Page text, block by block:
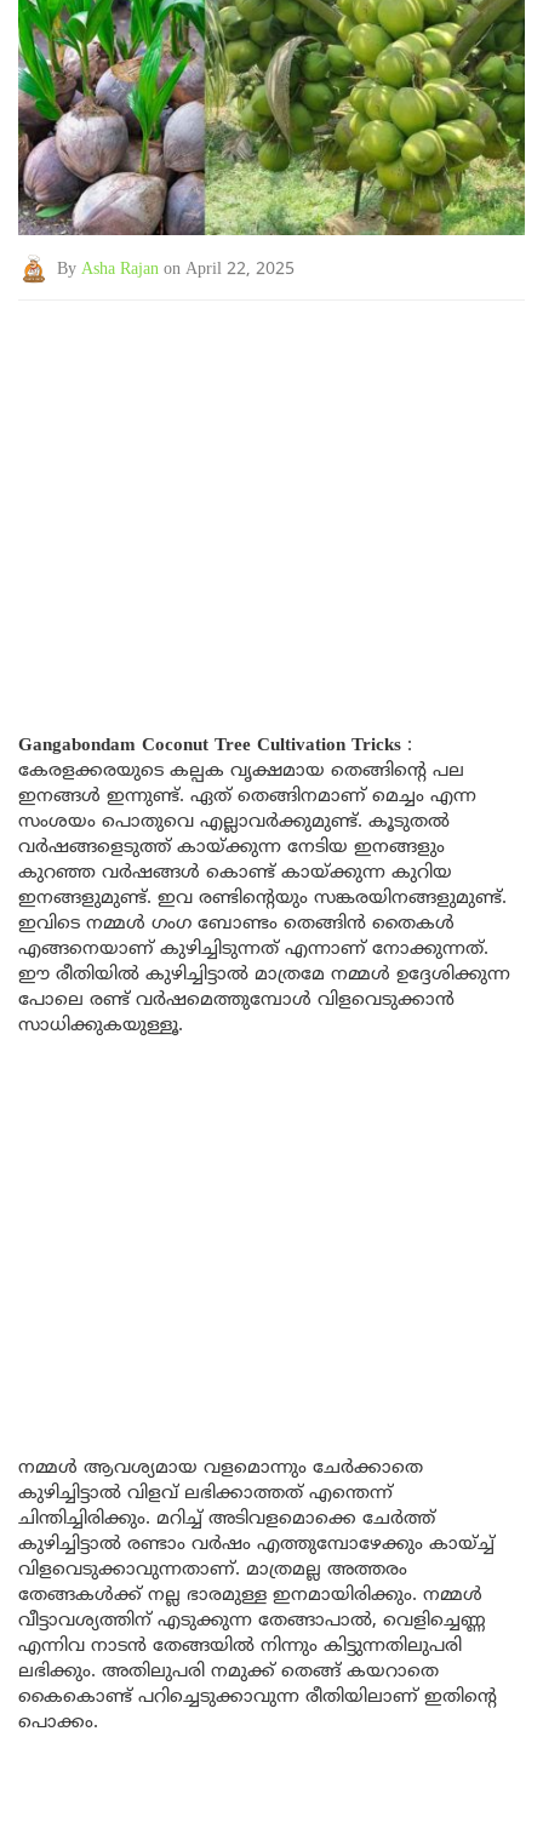
By Asha Rajan on April 22, 2025
Gangabondam Coconut Tree Cultivation Tricks :
കേരളക്കരയുടെ കല്പക വൃക്ഷമായ തെങ്ങിന്റെ പല
ഇനങ്ങൾ ഇന്നുണ്ട്. ഏത് തെങ്ങിനമാണ് മെച്ചം എന്ന
സംശയം പൊതുവെ എല്ലാവർക്കുമുണ്ട്. കൂടുതൽ
വർഷങ്ങളെടുത്ത് കായ്ക്കുന്ന നേടിയ ഇനങ്ങളും
കുറഞ്ഞ വർഷങ്ങൾ കൊണ്ട് കായ്ക്കുന്ന കുറിയ
ഇനങ്ങളുമുണ്ട്. ഇവ രണ്ടിന്റെയും സങ്കരയിനങ്ങളുമുണ്ട്.
ഇവിടെ നമ്മൾ ഗംഗ ബോണ്ടം തെങ്ങിൻ തൈകൾ
എങ്ങനെയാണ് കുഴിച്ചിടുന്നത് എന്നാണ് നോക്കുന്നത്.
ഈ രീതിയിൽ കുഴിച്ചിട്ടാൽ മാത്രമേ നമ്മൾ ഉദ്ദേശിക്കുന്ന
പോലെ രണ്ട് വർഷമെത്തുമ്പോൾ വിളവെടുക്കാൻ
സാധിക്കുകയുള്ളൂ.
നമ്മൾ ആവശ്യമായ വളമൊന്നും ചേർക്കാതെ
കുഴിച്ചിട്ടാൽ വിളവ് ലഭിക്കാത്തത് എന്തെന്ന്
ചിന്തിച്ചിരിക്കും. മറിച്ച് അടിവളമൊക്കെ ചേർത്ത്
കുഴിച്ചിട്ടാൽ രണ്ടാം വർഷം എത്തുമ്പോഴേക്കും കായ്ച്ച്
വിളവെടുക്കാവുന്നതാണ്. മാത്രമല്ല അത്തരം
തേങ്ങകൾക്ക് നല്ല ഭാരമുള്ള ഇനമായിരിക്കും. നമ്മൾ
വീട്ടാവശ്യത്തിന് എടുക്കുന്ന തേങ്ങാപാൽ, വെളിച്ചെണ്ണ
എന്നിവ നാടൻ തേങ്ങയിൽ നിന്നും കിട്ടുന്നതിലുപരി
ലഭിക്കും. അതിലുപരി നമുക്ക് തെങ്ങ് കയറാതെ
കൈകൊണ്ട് പറിച്ചെടുക്കാവുന്ന രീതിയിലാണ് ഇതിന്റെ
പൊക്കം.